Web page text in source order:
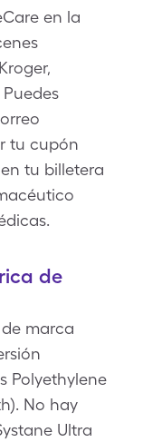
en la
tu cupón
tu billetera
de
marca
Polyethylene
No hay
Ultra